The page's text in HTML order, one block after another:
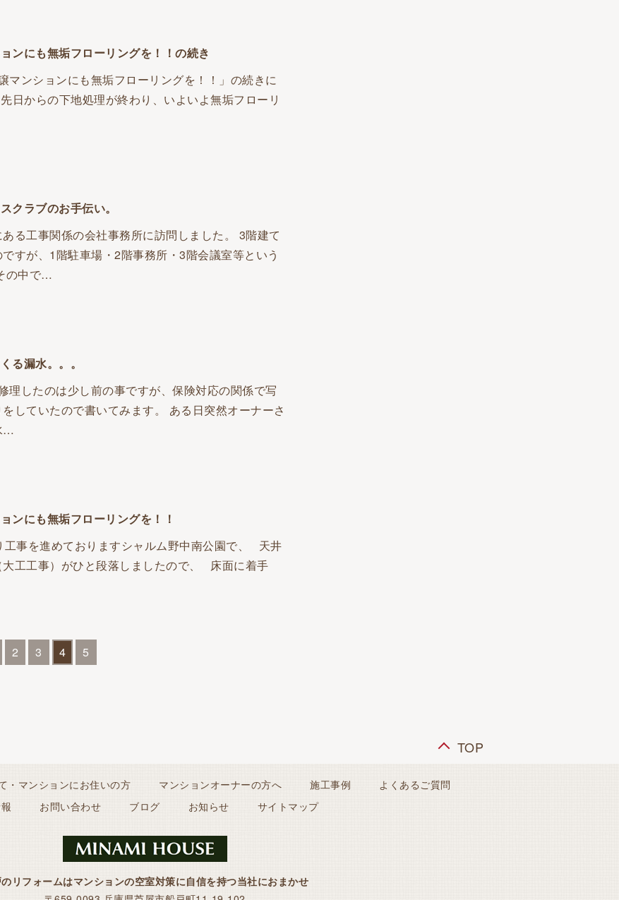
ンにも無垢フローリングを！！の続き
マンションにも無垢フローリングを！！」の続きに
日からの下地処理が終わり、いよいよ無垢フローリ
クラブのお手伝い。
る工事関係の会社事務所に訪問しました。 3階建て
すが、1階駐車場・2階事務所・3階会議室等という
の中で…
る漏水。。。
理したのは少し前の事ですが、保険対応の関係で写
していたので書いてみます。 ある日突然オーナーさ
…
ンにも無垢フローリングを！！
工事を進めておりますシャルム野中南公園で、 天井
大工工事）がひと段落しましたので、 床面に着手
2 3 4 5
TOP
・マンションにお住いの方 マンションオーナーの方へ 施工事例
よくあるご質問
お問い合わせ ブログ お知らせ サイトマップ
リフォームはマンションの空室対策に自信を持つ当社におまかせ